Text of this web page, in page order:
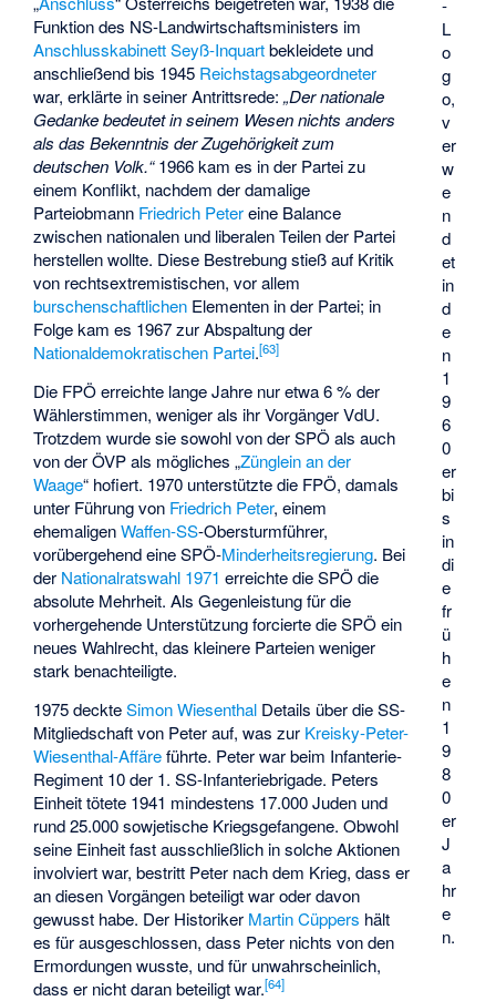
-
L
o
g
o,
v
er
w
e
n
d
et
in
d
e
n
1
9
6
0
er
bi
s
in
di
e
fr
ü
h
e
n
1
9
8
0
er
J
a
hr
e
n.
Funktion des NS-Landwirtschaftsministers im
Anschlusskabinett Seyß-Inquartbekleidete und
anschließend bis 1945 Reichstagsabgeordneter
war, erklärte in seiner Antrittsrede:„Der nationale
Gedanke bedeutet in seinem Wesen nichts anders
als das Bekenntnis der Zugehörigkeit zum
deutschen Volk.“1966 kam es in der Partei zu
einem Konflikt, nachdem der damalige
Parteiobmann Friedrich Petereine Balance
zwischen nationalen und liberalen Teilen der Partei
herstellen wollte. Diese Bestrebung stieß auf Kritik
von rechtsextremistischen, vor allem
burschenschaftlichen Elementen in der Partei; in
Folge kam es 1967 zur Abspaltung der
Nationaldemokratischen Partei.[63]
Die FPÖ erreichte lange Jahre nur etwa 6 % der
Wählerstimmen, weniger als ihr Vorgänger VdU.
Trotzdem wurde sie sowohl von der SPÖ als auch
von der ÖVP als mögliches „Zünglein an der
Waage“ hofiert. 1970 unterstützte die FPÖ, damals
unter Führung von Friedrich Peter, einem
ehemaligenWaffen-SS-Obersturmführer,
vorübergehend eine SPÖ-Minderheitsregierung. Bei
der Nationalratswahl 1971 erreichte die SPÖ die
absolute Mehrheit. Als Gegenleistung für die
vorhergehende Unterstützung forcierte die SPÖ ein
neues Wahlrecht, das kleinere Parteien weniger
stark benachteiligte.
1975 deckteSimon Wiesenthal Details über die SS-
Mitgliedschaft von Peter auf, was zur Kreisky-Peter-
Wiesenthal-Affäreführte. Peter war beim Infanterie-
Regiment 10 der 1. SS-Infanteriebrigade. Peters
Einheit tötete 1941 mindestens 17.000 Juden und
rund 25.000 sowjetische Kriegsgefangene. Obwohl
seine Einheit fast ausschließlich in solche Aktionen
involviert war, bestritt Peter nach dem Krieg, dass er
an diesen Vorgängen beteiligt war oder davon
gewusst habe. Der Historiker Martin Cüppers hält
es für ausgeschlossen, dass Peter nichts von den
Ermordungen wusste, und für unwahrscheinlich,
dass er nicht daran beteiligt war.[64]